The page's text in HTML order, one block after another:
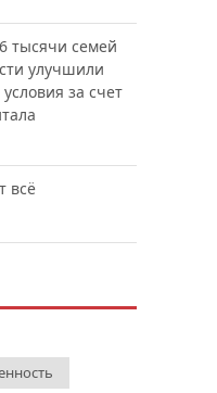
тысячи семей
улучшили
за счет
всё